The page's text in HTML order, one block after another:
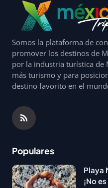
Somos la plataforma de
promover los destinos de
por la industria turística de
más turismo y para
destino favorito en el
Populares
Playa
¡No